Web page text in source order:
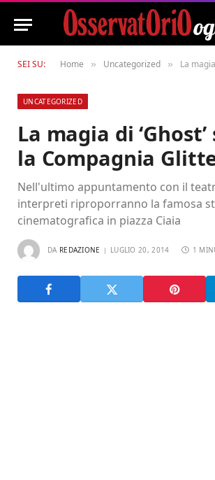
SEI SU: Home » Uncategorized » La magia di
UNCATEGORIZED
La magia di
la Compagnia
Nell'ultimo appuntamento con il
interpreti riproporranno la famosa
cinematografica in piazza Ciaia
DA REDAZIONE LUGLIO 20, 2014 1